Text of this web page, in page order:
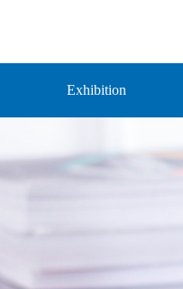
Exhibition